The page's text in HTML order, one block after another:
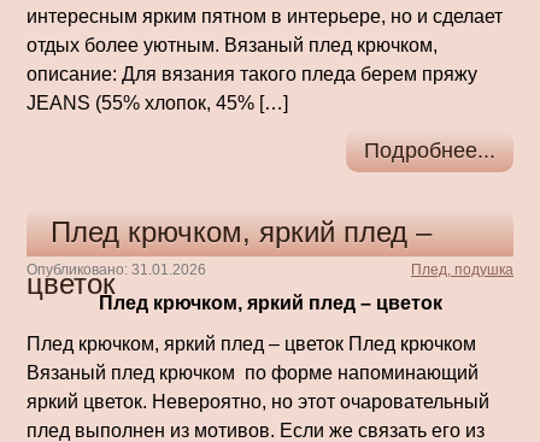
интересным ярким пятном в интерьере, но и сделает
отдых более уютным. Вязаный плед крючком,
описание: Для вязания такого пледа берем пряжу
JEANS (55% хлопок, 45% […]
Подробнее...
Плед крючком, яркий плед –
цветок
Опубликовано: 31.01.2026 Плед, подушка
Плед крючком, яркий плед – цветок
Плед крючком, яркий плед – цветок Плед крючком
Вязаный плед крючком по форме напоминающий
яркий цветок. Невероятно, но этот очаровательный
плед выполнен из мотивов. Если же связать его из